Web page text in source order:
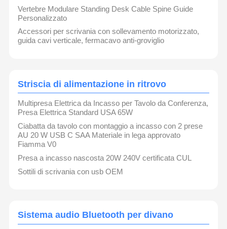
Vertebre Modulare Standing Desk Cable Spine Guide
Personalizzato
Accessori per scrivania con sollevamento motorizzato,
guida cavi verticale, fermacavo anti-groviglio
Striscia di alimentazione in ritrovo
Multipresa Elettrica da Incasso per Tavolo da Conferenza,
Presa Elettrica Standard USA 65W
Ciabatta da tavolo con montaggio a incasso con 2 prese
AU 20 W USB C SAA Materiale in lega approvato
Fiamma V0
Presa a incasso nascosta 20W 240V certificata CUL
Sottili di scrivania con usb OEM
Sistema audio Bluetooth per divano